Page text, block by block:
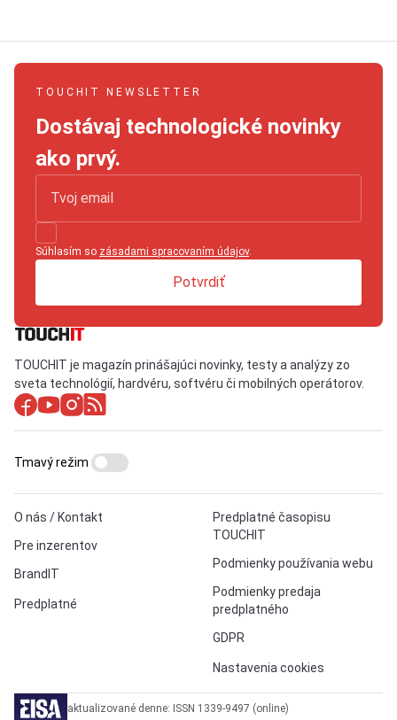
TOUCHIT NEWSLETTER
Dostávaj technologické novinky
ako prvý.
Súhlasím so zásadami spracovaním údajov.
Potvrdiť
TOUCHIT je magazín prinášajúci novinky, testy a analýzy zo
sveta technológií, hardvéru, softvéru či mobilných operátorov.
O nás / Kontakt
Pre inzerentov
BrandIT
Predplatné
Predplatné časopisu
TOUCHIT
Podmienky používania webu
Podmienky predaja
predplatného
GDPR
Nastavenia cookies
Tmavý režim
aktualizované denne: ISSN 1339-9497 (online)